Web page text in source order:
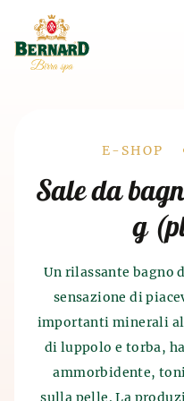
Drobečková
navigace
E-SHOP
Sale da
g
Un rilassante bagno
sensazione di
importanti minerali
di luppolo e torba,
ammorbidente,
sulla pelle. La
Storia dei
Le terme in quanto
anni fa in India.
conoscevano gli
Storia della
birrae malto